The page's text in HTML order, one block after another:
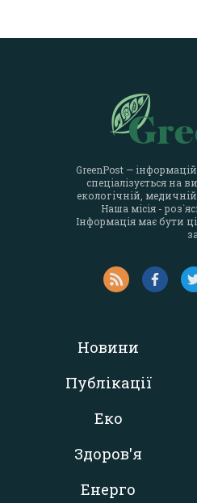
GreenPost —
спеціалізується на
екологічній,
Наша місія -
Інформація має бути
Новини
Публікації
Еко
Здоров'я
Енерго